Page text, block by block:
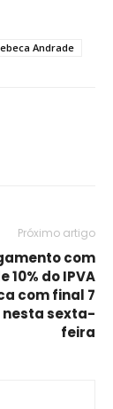
Andrade
Próximo artigo
com
10% do IPVA
com final 7
sexta-
feira